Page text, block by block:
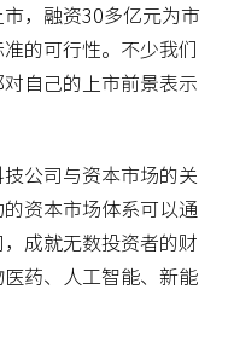
，融资30多亿元为市
的可行性。不少我们
自己的上市前景表示
公司与资本市场的关
资本市场体系可以通
成就无数投资者的财
药、人工智能、新能